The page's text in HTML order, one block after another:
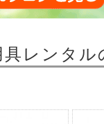
レンタル